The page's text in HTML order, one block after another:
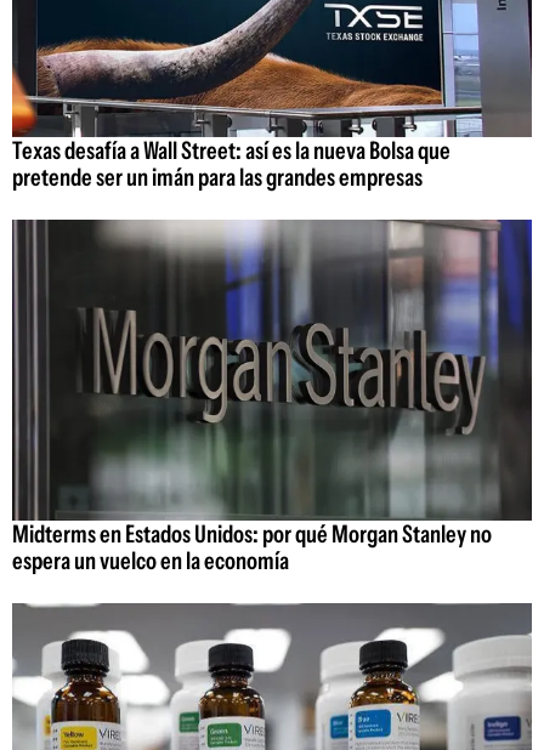
Texas desafía a Wall Street: así es la nueva Bolsa que
pretende ser un imán para las grandes empresas
Midterms en Estados Unidos: por qué Morgan Stanley no
espera un vuelco en la economía